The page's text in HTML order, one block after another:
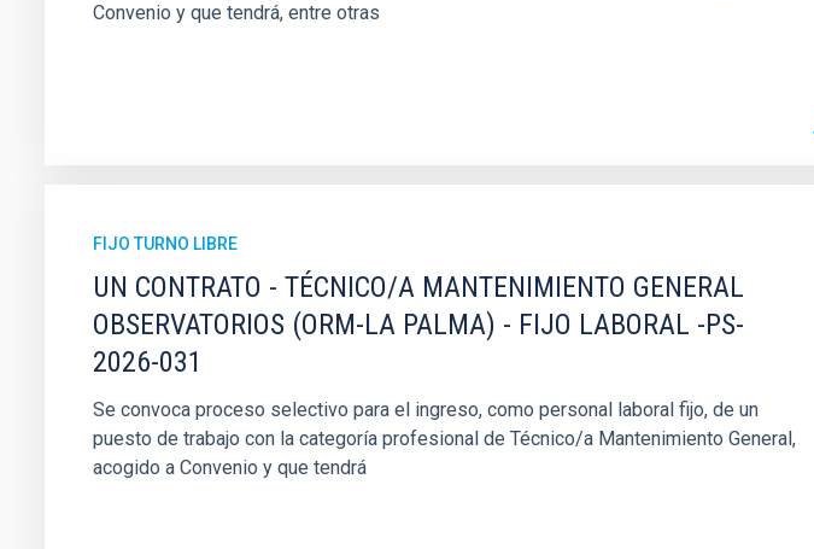
Convenio y que tendrá, entre otras
FIJO TURNO LIBRE
UN CONTRATO - TÉCNICO/A MANTENIMIENTO GENERAL
OBSERVATORIOS (ORM-LA PALMA) - FIJO LABORAL -PS-
2026-031
Se convoca proceso selectivo para el ingreso, como personal laboral fijo, de un
puesto de trabajo con la categoría profesional de Técnico/a Mantenimiento General,
acogido a Convenio y que tendrá